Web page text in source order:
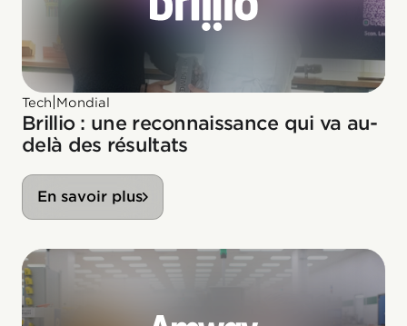
Tech Mondial
Brillio : une reconnaissance qui va au-
delà des résultats
En savoir plus